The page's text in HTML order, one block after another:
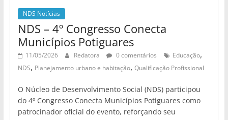
NDS Notícias
NDS – 4º Congresso Conecta
Municípios Potiguares
11/05/2026 Redatora 0 comentários Educação,
NDS, Planejamento urbano e habitação, Qualificação Profissional
O Núcleo de Desenvolvimento Social (NDS) participou
do 4º Congresso Conecta Municípios Potiguares como
patrocinador oficial do evento, reforçando seu